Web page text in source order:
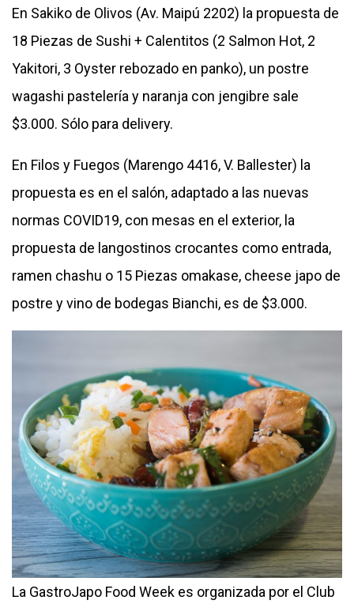
En Sakiko de Olivos (Av. Maipú 2202) la propuesta de
18 Piezas de Sushi + Calentitos (2 Salmon Hot, 2
Yakitori, 3 Oyster rebozado en panko), un postre
wagashi pastelería y naranja con jengibre sale
$3.000. Sólo para delivery.
En Filos y Fuegos (Marengo 4416, V. Ballester) la
propuesta es en el salón, adaptado a las nuevas
normas COVID19, con mesas en el exterior, la
propuesta de langostinos crocantes como entrada,
ramen chashu o 15 Piezas omakase, cheese japo de
postre y vino de bodegas Bianchi, es de $3.000.
La GastroJapo Food Week es organizada por el Club